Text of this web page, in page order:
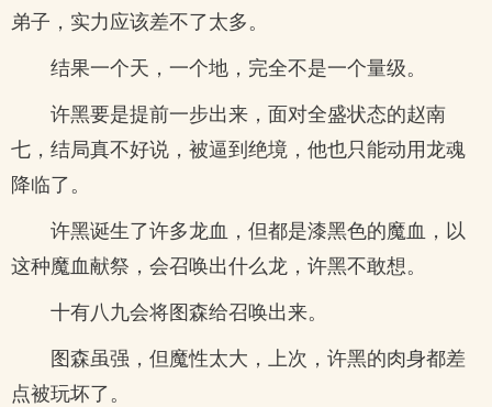
弟子，实力应该差不了太多。
结果一个天，一个地，完全不是一个量级。
许黑要是提前一步出来，面对全盛状态的赵南
七，结局真不好说，被逼到绝境，他也只能动用龙魂
降临了。
许黑诞生了许多龙血，但都是漆黑色的魔血，以
这种魔血献祭，会召唤出什么龙，许黑不敢想。
十有八九会将图森给召唤出来。
图森虽强，但魔性太大，上次，许黑的肉身都差
点被玩坏了。